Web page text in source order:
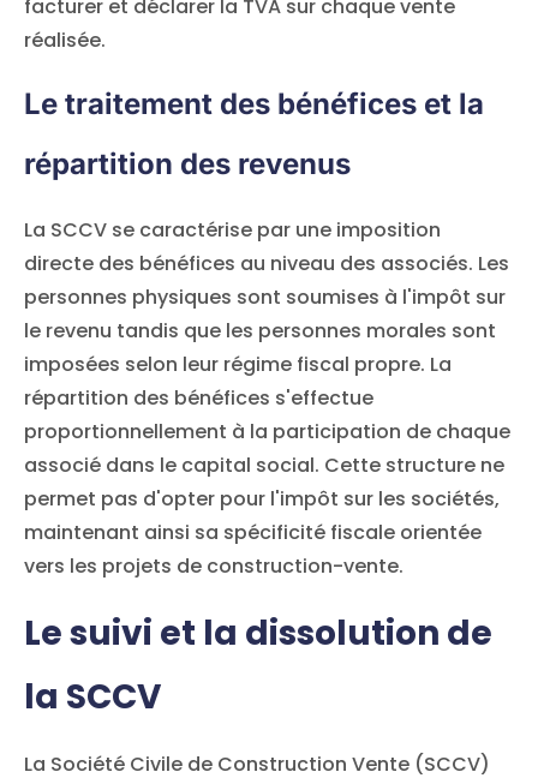
facturer et déclarer la TVA sur chaque vente
réalisée.
Le traitement des bénéfices et la
répartition des revenus
La SCCV se caractérise par une imposition
directe des bénéfices au niveau des associés. Les
personnes physiques sont soumises à l'impôt sur
le revenu tandis que les personnes morales sont
imposées selon leur régime fiscal propre. La
répartition des bénéfices s'effectue
proportionnellement à la participation de chaque
associé dans le capital social. Cette structure ne
permet pas d'opter pour l'impôt sur les sociétés,
maintenant ainsi sa spécificité fiscale orientée
vers les projets de construction-vente.
Le suivi et la dissolution de
la SCCV
La Société Civile de Construction Vente (SCCV)